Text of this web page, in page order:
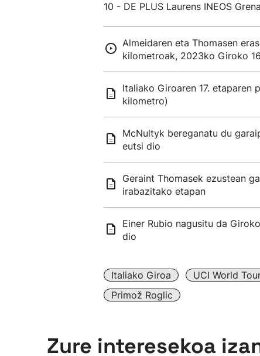
10 - DE PLUS Laurens INEOS
Almeidaren eta Thomasen
kilometroak, 2023ko Giroko
Italiako Giroaren 17. etaparen
kilometro)
McNultyk bereganatu du
eutsi dio
Geraint Thomasek ezustean
irabazitako etapan
Einer Rubio nagusitu da
dio
Italiako Giroa UCI World
Primož Roglic
Zure interesekoa